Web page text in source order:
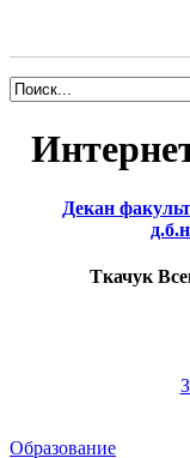
Декан
Ткачук
Образование